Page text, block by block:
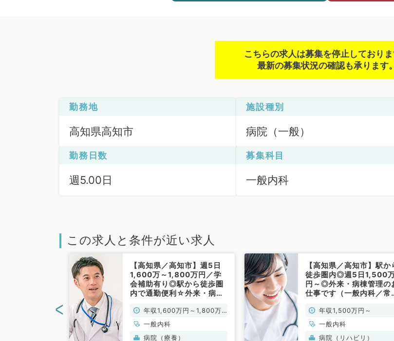
こちらの求人は募集を停止しておりま
最新の募集状況の確認も承ります。
勤務地
高知県高知市
施設種別
病院（一般）
勤務日数
週5.00日
募集科目
一般内科
この求人と条件が近い求人
【高知県／高知市】週5日
1,600万～1,800万円／学
会補助有り◎駅から徒歩圏
内で通勤便利☆外来・病棟
科／常勤）
年収1,600万円～1,800万
一般内科
病院（療養）
【高知県／高知市】駅か
徒歩圏内◎週5日1,500
円～◎外来・病棟管理の
仕事です（一般内科／常
年収1,500万円～
一般内科
病院（リハビリ）
<